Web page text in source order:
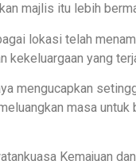
majlis itu lebih
lokasi telah
kekeluargaan yang
mengucapkan
masa untuk
Kemajuan